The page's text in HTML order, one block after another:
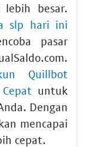
besar.
slp hari ini
pasar
Quillbot
untuk
Dengan
mencapai
cepat.